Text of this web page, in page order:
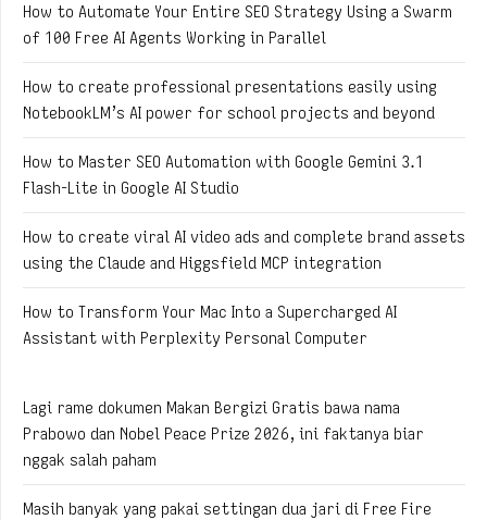
How to Automate Your Entire SEO Strategy Using a Swarm
of 100 Free AI Agents Working in Parallel
How to create professional presentations easily using
NotebookLM’s AI power for school projects and beyond
How to Master SEO Automation with Google Gemini 3.1
Flash-Lite in Google AI Studio
How to create viral AI video ads and complete brand assets
using the Claude and Higgsfield MCP integration
How to Transform Your Mac Into a Supercharged AI
Assistant with Perplexity Personal Computer
Lagi rame dokumen Makan Bergizi Gratis bawa nama
Prabowo dan Nobel Peace Prize 2026, ini faktanya biar
nggak salah paham
Masih banyak yang pakai settingan dua jari di Free Fire